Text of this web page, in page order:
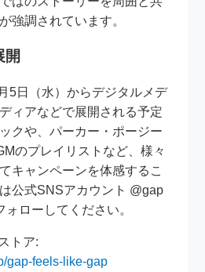
強調されています。
開
5日（水）からデジタルメデ
ィアなどで展開される予定
クや、パーカー・ポージー
のプレイリストなど、様々
キャンペーンを体感するこ
公式SNSアカウント @gap
ローしてください。
トア:
gap-feels-like-gap